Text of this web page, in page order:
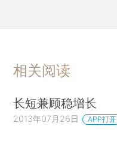
相关阅读
长短兼顾稳增长
2013年07月26日 APP打开